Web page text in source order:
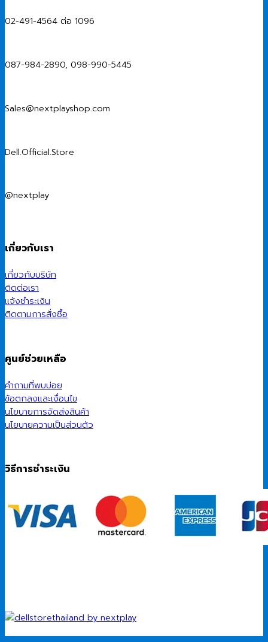
02-491-4564 ต่อ 1096
087-984-2890, 098-990-5445
Sales@nextplayshop.com
Dell.Official.Store
@nextplay
เกี่ยวกับเรา
เกี่ยวกับบริษัท
ติดต่อเรา
แจ้งชำระเงิน
ติดตามการสั่งซื้อ
ศูนย์ช่วยเหลือ
คำถามที่พบบ่อย
ข้อตกลงและเงื่อนไข
นโยบายการจัดส่งสินค้า
นโยบายความเป็นส่วนตัว
วิธีการชำระเงิน